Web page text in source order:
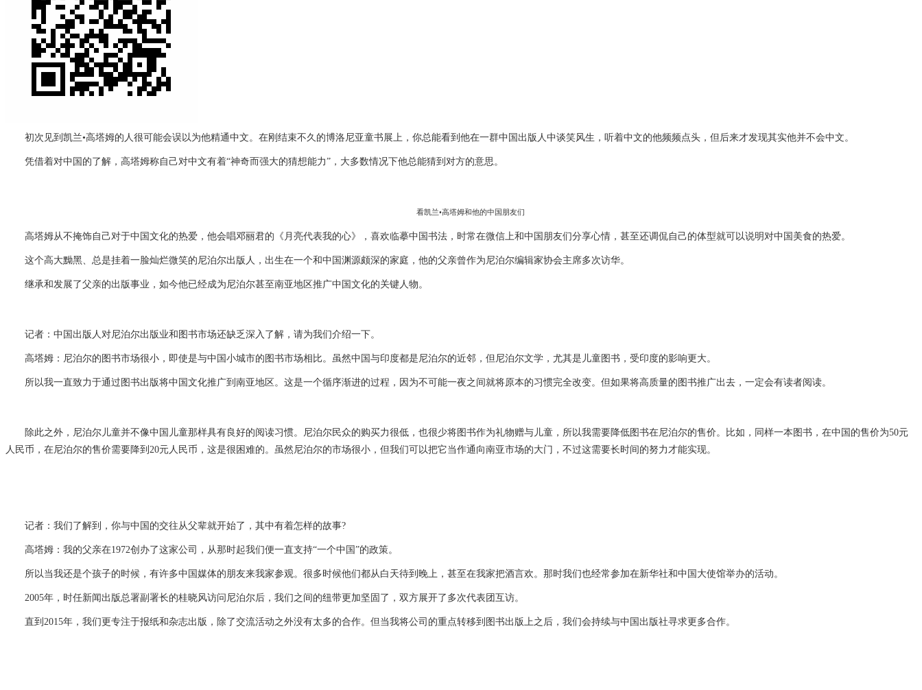
初次见到凯兰•高塔姆的人很可能会误以为他精通中文。在刚结束不久的博洛尼亚童书展上，你总能看到他在一群中国出版人中谈笑风生，听着中文的他频频点头，但后来才发现其实他并不会中文。
凭借着对中国的了解，高塔姆称自己对中文有着“神奇而强大的猜想能力”，大多数情况下他总能猜到对方的意思。
看凯兰•高塔姆和他的中国朋友们
高塔姆从不掩饰自己对于中国文化的热爱，他会唱邓丽君的《月亮代表我的心》，喜欢临摹中国书法，时常在微信上和中国朋友们分享心情，甚至还调侃自己的体型就可以说明对中国美食的热爱。
这个高大黝黑、总是挂着一脸灿烂微笑的尼泊尔出版人，出生在一个和中国渊源颇深的家庭，他的父亲曾作为尼泊尔编辑家协会主席多次访华。
继承和发展了父亲的出版事业，如今他已经成为尼泊尔甚至南亚地区推广中国文化的关键人物。
记者：中国出版人对尼泊尔出版业和图书市场还缺乏深入了解，请为我们介绍一下。
高塔姆：尼泊尔的图书市场很小，即使是与中国小城市的图书市场相比。虽然中国与印度都是尼泊尔的近邻，但尼泊尔文学，尤其是儿童图书，受印度的影响更大。
所以我一直致力于通过图书出版将中国文化推广到南亚地区。这是一个循序渐进的过程，因为不可能一夜之间就将原本的习惯完全改变。但如果将高质量的图书推广出去，一定会有读者阅读。
除此之外，尼泊尔儿童并不像中国儿童那样具有良好的阅读习惯。尼泊尔民众的购买力很低，也很少将图书作为礼物赠与儿童，所以我需要降低图书在尼泊尔的售价。比如，同样一本图书，在中国的售价为50元
人民币，在尼泊尔的售价需要降到20元人民币，这是很困难的。虽然尼泊尔的市场很小，但我们可以把它当作通向南亚市场的大门，不过这需要长时间的努力才能实现。
记者：我们了解到，你与中国的交往从父辈就开始了，其中有着怎样的故事?
高塔姆：我的父亲在1972创办了这家公司，从那时起我们便一直支持“一个中国”的政策。
所以当我还是个孩子的时候，有许多中国媒体的朋友来我家参观。很多时候他们都从白天待到晚上，甚至在我家把酒言欢。那时我们也经常参加在新华社和中国大使馆举办的活动。
2005年，时任新闻出版总署副署长的桂晓风访问尼泊尔后，我们之间的纽带更加坚固了，双方展开了多次代表团互访。
直到2015年，我们更专注于报纸和杂志出版，除了交流活动之外没有太多的合作。但当我将公司的重点转移到图书出版上之后，我们会持续与中国出版社寻求更多合作。